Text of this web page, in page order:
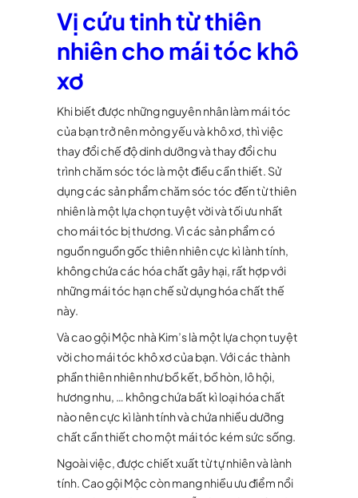
Vị cứu tinh từ thiên
nhiên cho mái tóc khô
xơ
Khi biết được những nguyên nhân làm mái tóc
của bạn trở nên mỏng yếu và khô xơ, thì việc
thay đổi chế độ dinh dưỡng và thay đổi chu
trình chăm sóc tóc là một điều cần thiết. Sử
dụng các sản phẩm chăm sóc tóc đến từ thiên
nhiên là một lựa chọn tuyệt vời và tối ưu nhất
cho mái tóc bị thương. Vì các sản phẩm có
nguồn nguồn gốc thiên nhiên cực kì lành tính,
không chứa các hóa chất gây hại, rất hợp với
những mái tóc hạn chế sử dụng hóa chất thế
này.
Và cao gội Mộc nhà Kim’s là một lựa chọn tuyệt
vời cho mái tóc khô xơ của bạn. Với các thành
phần thiên nhiên như bồ kết, bồ hòn, lô hội,
hương nhu, … không chứa bất kì loại hóa chất
nào nên cực kì lành tính và chứa nhiều dưỡng
chất cần thiết cho một mái tóc kém sức sống.
Ngoài việc, được chiết xuất từ tự nhiên và lành
tính. Cao gội Mộc còn mang nhiều ưu điểm nổi